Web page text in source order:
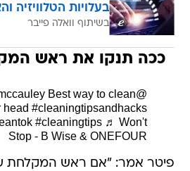
בעלויות הטלוויזיה
בשיתוף וואלה פייבר
ככה תנקו את ראש
@carolina.mccauley
Best way to clean
head #cleaningtipsandhacks
#cleaningtips ♬ Won't
Stop - B Wise & ONEFOUR
פיטר אמר: "אם ראש המקלחת